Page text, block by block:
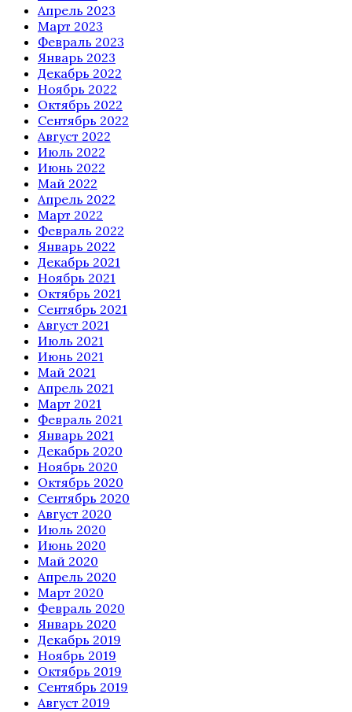
Апрель 2023
Март 2023
Февраль 2023
Январь 2023
Декабрь 2022
Ноябрь 2022
Октябрь 2022
Сентябрь 2022
Август 2022
Июль 2022
Июнь 2022
Май 2022
Апрель 2022
Март 2022
Февраль 2022
Январь 2022
Декабрь 2021
Ноябрь 2021
Октябрь 2021
Сентябрь 2021
Август 2021
Июль 2021
Июнь 2021
Май 2021
Апрель 2021
Март 2021
Февраль 2021
Январь 2021
Декабрь 2020
Ноябрь 2020
Октябрь 2020
Сентябрь 2020
Август 2020
Июль 2020
Июнь 2020
Май 2020
Апрель 2020
Март 2020
Февраль 2020
Январь 2020
Декабрь 2019
Ноябрь 2019
Октябрь 2019
Сентябрь 2019
Август 2019